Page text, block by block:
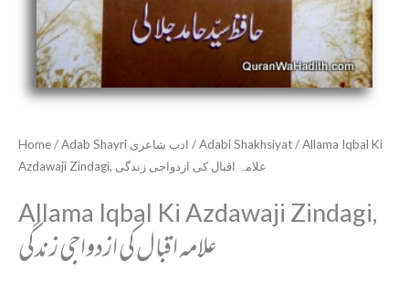
Home/ Adab Shayri ادب شاعری /Adabi Shakhsiyat/ Allama Iqbal Ki
Azdawaji Zindagi, علامہ اقبال کی ازدواجی زندگی
Allama Iqbal Ki Azdawaji Zindagi,
علامہ اقبال کی ازدواجی زندگی